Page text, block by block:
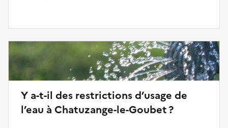
Y a-t-il des restrictions d’usage de
l’eau à Chatuzange-le-Goubet ?